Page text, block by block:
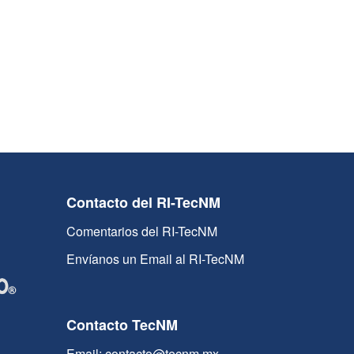
Contacto del RI-TecNM
Comentarios del RI-TecNM
Envíanos un Email al RI-TecNM
Contacto TecNM